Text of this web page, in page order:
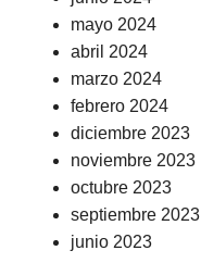
mayo 2024
abril 2024
marzo 2024
febrero 2024
diciembre 2023
noviembre 2023
octubre 2023
septiembre 2023
junio 2023